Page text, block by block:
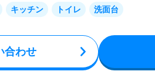
キッチン トイレ 洗面台
合わせ